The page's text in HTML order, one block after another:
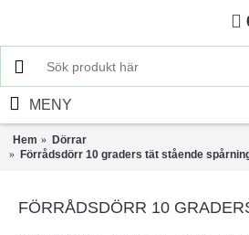
MENY
Hem
Dörrar
Förrådsdörr 10 graders tät stående
FÖRRÅDSDÖRR 10